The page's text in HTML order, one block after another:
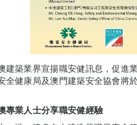
建築業界宣揚職安健訊息，促進
全健康局及澳門建築安全協會將
專業人士分享職安健經驗